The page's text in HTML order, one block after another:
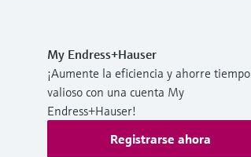
My Endress+Hauser
¡Aumente la eficiencia y ahorre tiempo
valioso con una cuenta My
Endress+Hauser!
Registrarse ahora